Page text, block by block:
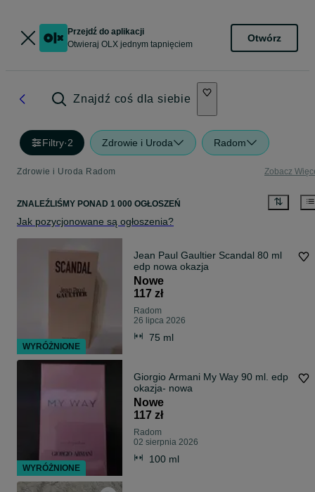
Przejdź do aplikacji
Otwieraj OLX jednym tapnięciem
Otwórz
Znajdź coś dla siebie
Filtry·2 Zdrowie i Uroda Radom
Zdrowie i Uroda Radom Zobacz
ZNALEŹLIŚMY PONAD 1 000 OGŁOSZEŃ
Jak pozycjonowane są ogłoszenia?
Jean Paul Gaultier Scandal 80 ml
edp nowa okazja
Nowe
117 zł
Radom
26 lipca 2026
75 ml
Giorgio Armani My Way 90 ml. edp
okazja- nowa
Nowe
117 zł
Radom
02 sierpnia 2026
100 ml
WYRÓŻNIONE
WYRÓŻNIONE